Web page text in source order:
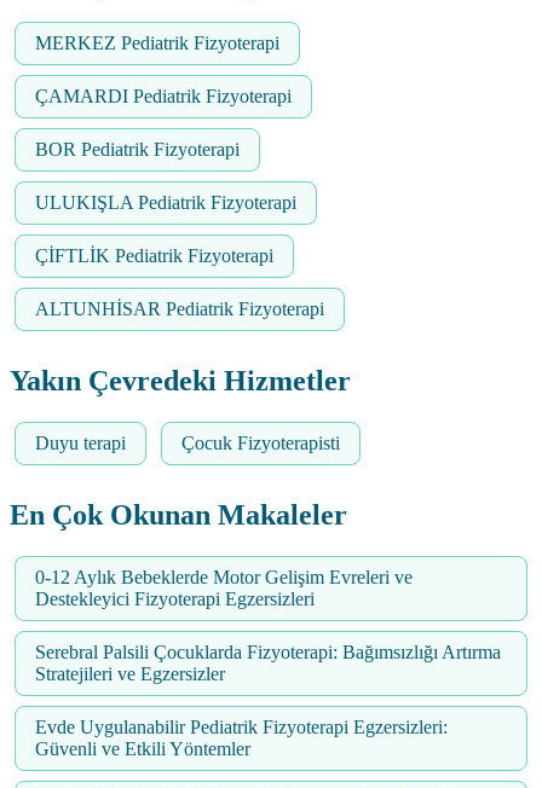
MERKEZ Pediatrik Fizyoterapi
ÇAMARDI Pediatrik Fizyoterapi
BOR Pediatrik Fizyoterapi
ULUKIŞLA Pediatrik Fizyoterapi
ÇİFTLİK Pediatrik Fizyoterapi
ALTUNHİSAR Pediatrik Fizyoterapi
Yakın Çevredeki Hizmetler
Duyu terapi Çocuk Fizyoterapisti
En Çok Okunan Makaleler
0-12 Aylık Bebeklerde Motor Gelişim Evreleri ve
Destekleyici Fizyoterapi Egzersizleri
Serebral Palsili Çocuklarda Fizyoterapi: Bağımsızlığı Artırma
Stratejileri ve Egzersizler
Evde Uygulanabilir Pediatrik Fizyoterapi Egzersizleri:
Güvenli ve Etkili Yöntemler